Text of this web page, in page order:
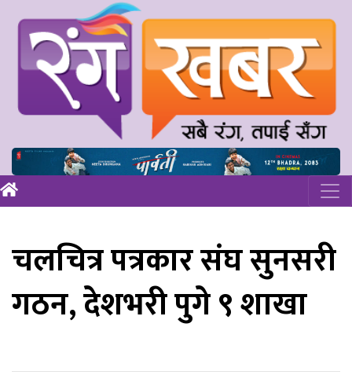
चलचित्र पत्रकार संघ सुनसरी
गठन, देशभरी पुगे ९ शाखा